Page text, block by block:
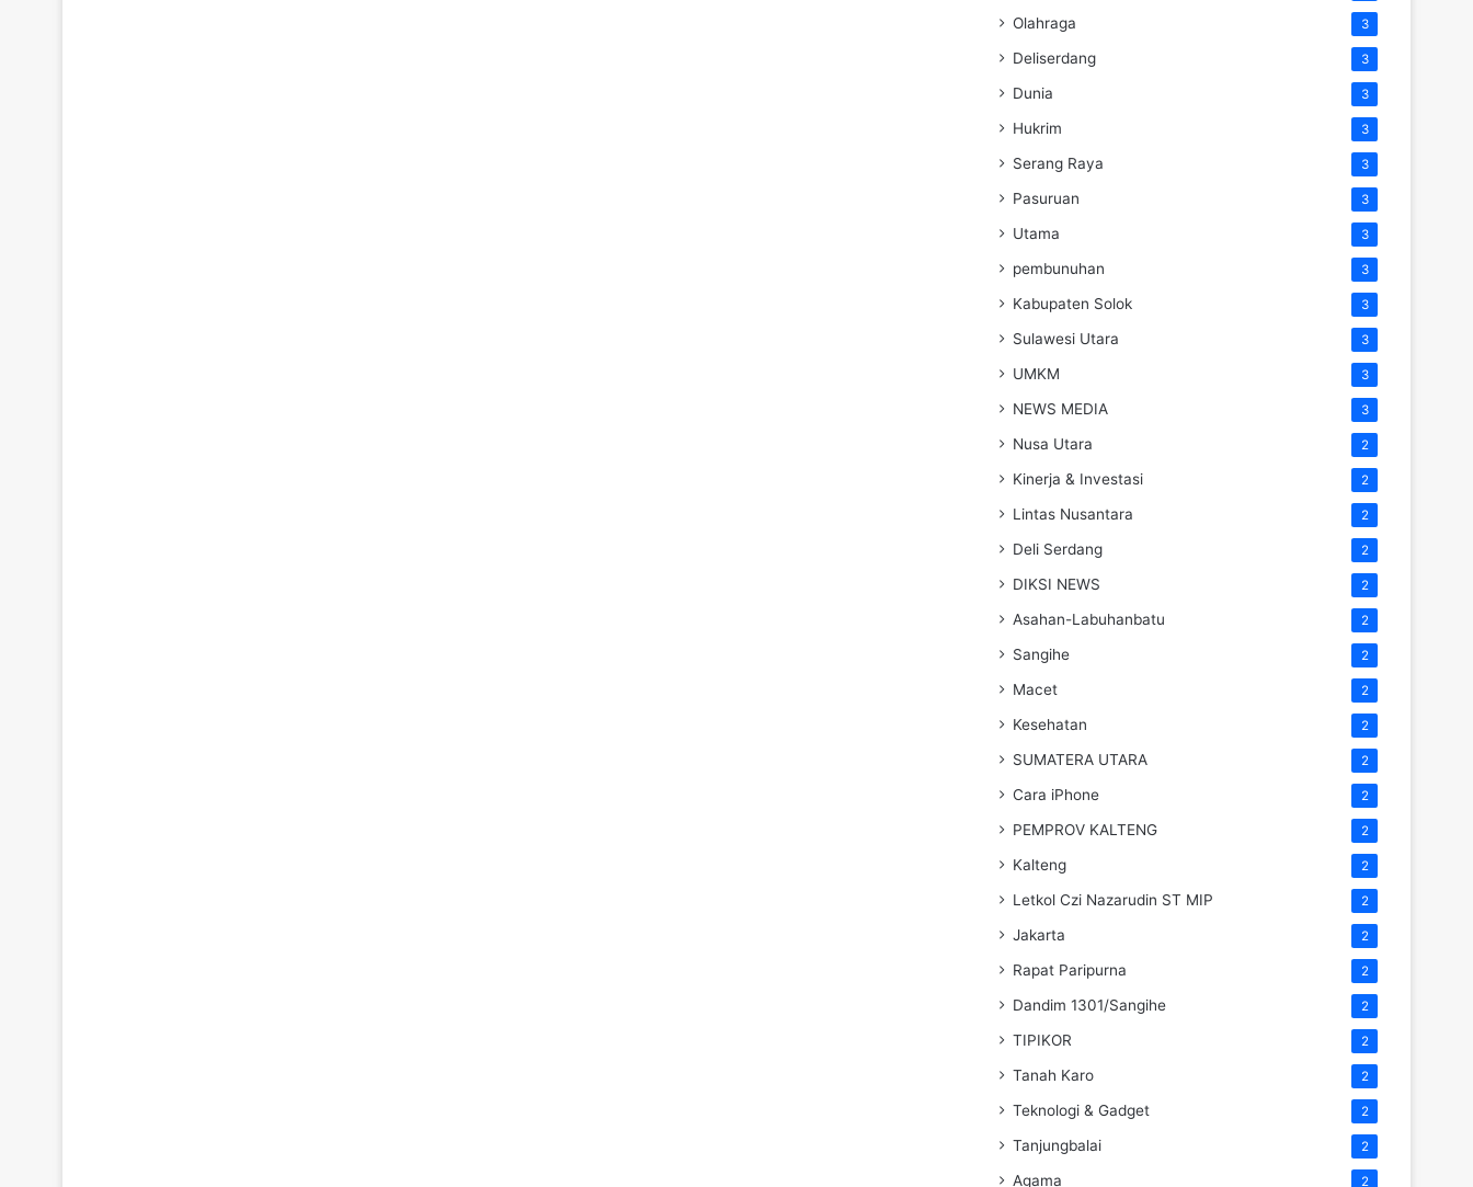
Olahraga 3
Deliserdang 3
Dunia 3
Hukrim 3
Serang Raya 3
Pasuruan 3
Utama 3
pembunuhan 3
Kabupaten Solok 3
Sulawesi Utara 3
UMKM 3
NEWS MEDIA 3
Nusa Utara 2
Kinerja & Investasi 2
Lintas Nusantara 2
Deli Serdang 2
DIKSI NEWS 2
Asahan-Labuhanbatu 2
Sangihe 2
Macet 2
Kesehatan 2
SUMATERA UTARA 2
Cara iPhone 2
PEMPROV KALTENG 2
Kalteng 2
Letkol Czi Nazarudin ST MIP 2
Jakarta 2
Rapat Paripurna 2
Dandim 1301/Sangihe 2
TIPIKOR 2
Tanah Karo 2
Teknologi & Gadget 2
Tanjungbalai 2
Agama 2